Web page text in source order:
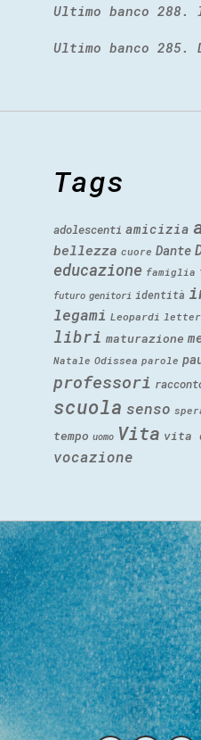
Ultimo banco
Ultimo banco 285.
Tags
adolescenti amicizia
bellezza cuore Dante
educazione famiglia
futuro genitori identità
legami Leopardi
libri maturazione
Natale Odissea parole
professori
scuola senso
tempo uomo Vita vita
vocazione